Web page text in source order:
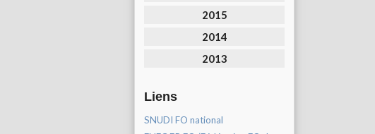
2015
2014
2013
Liens
SNUDI FO national